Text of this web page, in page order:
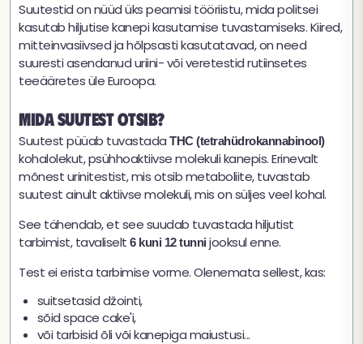
Suutestid on nüüd üks peamisi tööriistu, mida politsei
kasutab hiljutise kanepi kasutamise tuvastamiseks. Kiired,
mitteinvasiivsed ja hõlpsasti kasutatavad, on need
suuresti asendanud uriini- või veretestid rutiinsetes
teeääretes üle Euroopa.
Mida suutest otsib?
Suutest püüab tuvastada THC (tetrahüdrokannabinool)
kohalolekut, psühhoaktiivse molekuli kanepis. Erinevalt
mõnest urinitestist, mis otsib metaboliite, tuvastab
suutest ainult aktiivse molekuli, mis on süljes veel kohal.
See tähendab, et see suudab tuvastada hiljutist
tarbimist, tavaliselt 6 kuni 12 tunni jooksul enne.
Test ei erista tarbimise vorme. Olenemata sellest, kas:
suitsetasid džointi,
sõid space cake'i,
või tarbisid õli või kanepiga maiustusi...